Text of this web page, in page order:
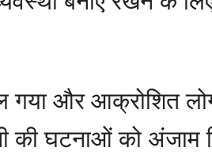
और आक्रोशित
घटनाओं को अंजाम